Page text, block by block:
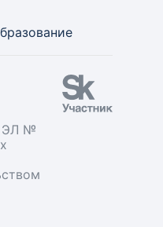
ЭЛ №